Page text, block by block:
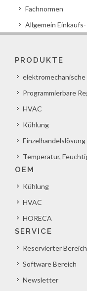
Fachnormen
Allgemein
PRODUKTE
elektromechanische
Programmierbare
HVAC
Kühlung
Einzelhandelslösung
Temperatur,
OEM
Kühlung
HVAC
HORECA
SERVICE
Reservierter Bereich
Software Bereich
Newsletter